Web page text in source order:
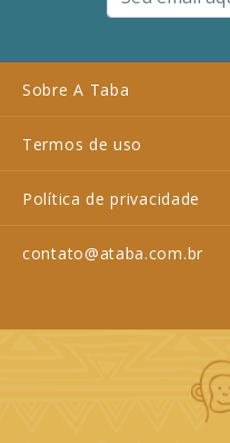
Sobre A Taba
Termos de uso
Política de privacidade
contato@ataba.com.br